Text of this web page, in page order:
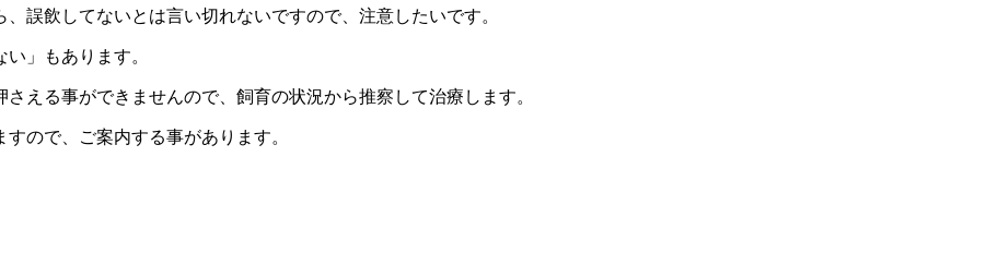
誤飲してないとは言い切れないですので、注意したいです。
」もあります。
える事ができませんので、飼育の状況から推察して治療します。
ので、ご案内する事があります。